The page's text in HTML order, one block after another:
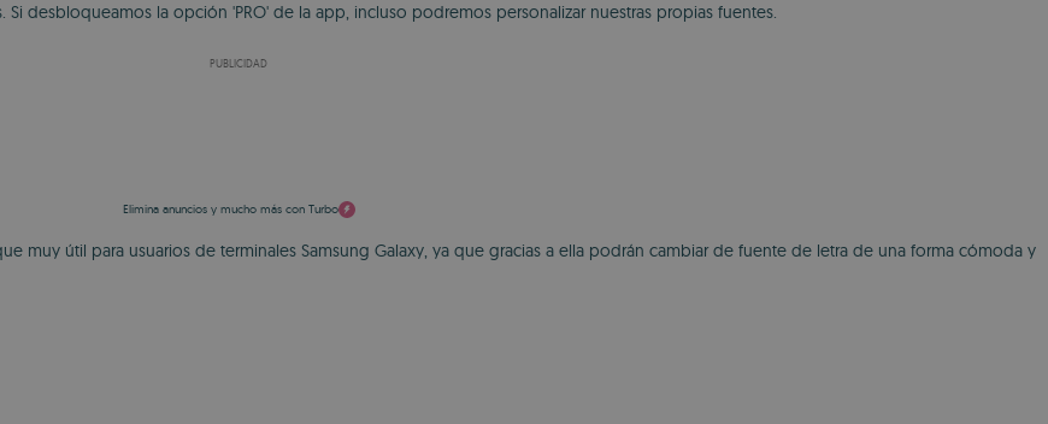
desbloqueamos la opción 'PRO' de la app, incluso podremos personalizar nuestras propias fuentes.
PUBLICIDAD
Elimina anuncios y mucho más con Turbo
muy útil para usuarios de terminales Samsung Galaxy, ya que gracias a ella podrán cambiar de fuente de letra de una forma cómoda y